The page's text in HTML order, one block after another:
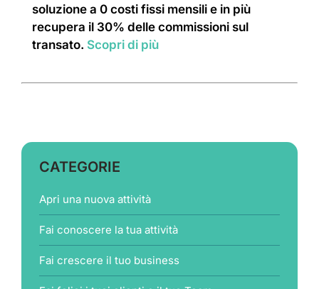
soluzione a 0 costi fissi mensili e in più
recupera il 30% delle commissioni sul
transato. Scopri di più
CATEGORIE
Apri una nuova attività
Fai conoscere la tua attività
Fai crescere il tuo business